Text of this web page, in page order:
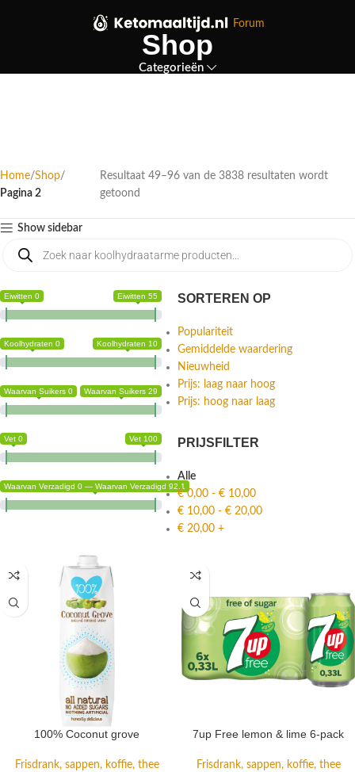
Forum
Shop
Categorieën
Home Shop
Pagina 2
Resultaat 49–96 van de 3838 resultaten wordt
getoond
Show sidebar
Eiwitten 0 Eiwitten 55
Koolhydraten 0 Koolhydraten 10
Waarvan Suikers 0 Waarvan Suikers 29
Vet 0 Vet 100
Waarvan Verzadigd 0 — Waarvan Verzadigd 92.1
SORTEREN OP
Populariteit
Gemiddelde waardering
Nieuwheid
Prijs: laag naar hoog
Prijs: hoog naar laag
PRIJSFILTER
Alle
€0,00 - € 10,00
€ 10,00 - € 20,00
€ 20,00 +
100% Coconut grove
Frisdrank, sappen, koffie, thee
7up Free lemon & lime 6-pack
Frisdrank, sappen, koffie, thee